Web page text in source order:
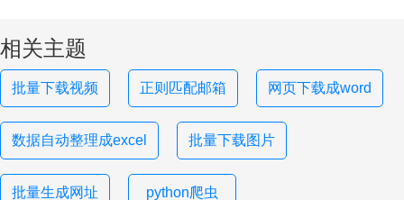
相关主题
批量下载视频 正则匹配邮箱 网页下载成word
数据自动整理成excel 批量下载图片
批量生成网址 python爬虫